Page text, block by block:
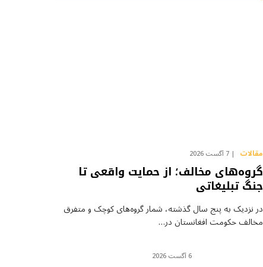
مقالات 7 آگست 2026
گروه‌های مخالف؛ از حمایت واقعی تا
جنگ تبلیغاتی
در نزدیک به پنج سال گذشته، شمار گروه‌های کوچک و متفرق
مخالف حکومت افغانستان در…
6 آگست 2026